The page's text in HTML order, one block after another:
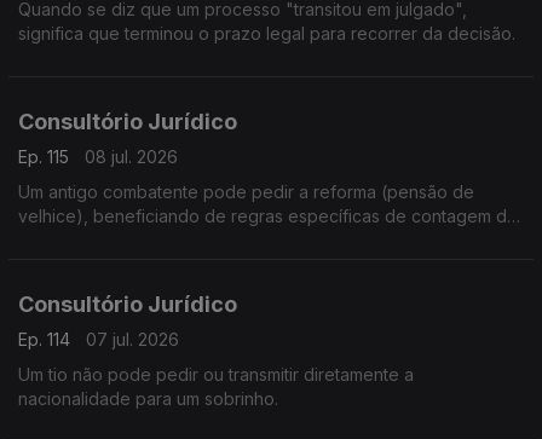
Quando se diz que um processo "transitou em julgado",
significa que terminou o prazo legal para recorrer da decisão.
Consultório Jurídico
Ep. 115
08 jul. 2026
Um antigo combatente pode pedir a reforma (pensão de
velhice), beneficiando de regras específicas de contagem de
Consultório Jurídico
Ep. 114
07 jul. 2026
Um tio não pode pedir ou transmitir diretamente a
nacionalidade para um sobrinho.